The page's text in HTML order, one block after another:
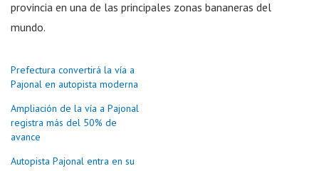
provincia en una de las principales zonas bananeras del
mundo.
Prefectura convertirá la vía a
Pajonal en autopista moderna
Ampliación de la vía a Pajonal
registra más del 50% de
avance
Autopista Pajonal entra en su